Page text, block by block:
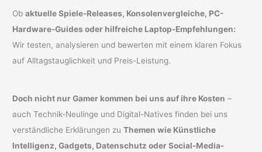
Obaktuelle Spiele-Releases, Konsolenvergleiche, PC-
Hardware-Guides oder hilfreiche Laptop-Empfehlungen:
Wir testen, analysieren und bewerten mit einem klaren Fokus
auf Alltagstauglichkeit und Preis-Leistung.
Doch nicht nur Gamer kommen bei uns auf ihre Kosten –
auch Technik-Neulinge und Digital-Natives finden bei uns
verständliche Erklärungen zuThemen wie Künstliche
Intelligenz, Gadgets, Datenschutz oder Social-Media-